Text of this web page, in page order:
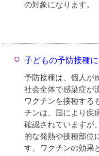
の対象になります。
子どもの予防接種
予防接種は、個人が
社会全体で感染症が
ワクチンを接種する
チンは、国により疾
確認されていますが
的な発熱や接種部位
す。ワクチンの効果